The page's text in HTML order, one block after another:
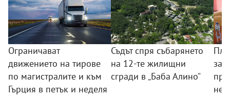
Ограничават
движението на тирове
по магистралите и към
Гърция в петък и неделя
Съдът спря събарянето
на 12-те жилищни
сгради в „Баба Алино“